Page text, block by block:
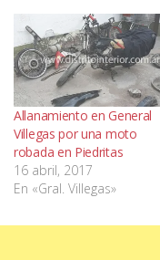
Allanamiento en General
Villegas por una moto
robada en Piedritas
16 abril, 2017
En «Gral. Villegas»